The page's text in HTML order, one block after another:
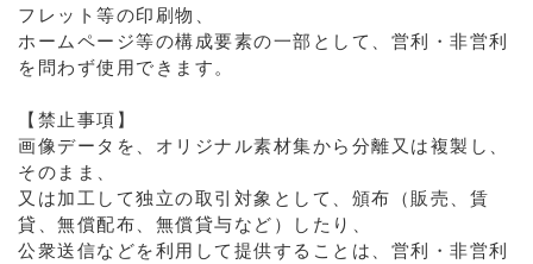
フレット等の印刷物、
ホームページ等の構成要素の一部として、営利・非営利
を問わず使用できます。
【禁止事項】
画像データを、オリジナル素材集から分離又は複製し、
そのまま、
又は加工して独立の取引対象として、頒布（販売、賃
貸、無償配布、無償貸与など）したり、
公衆送信などを利用して提供することは、営利・非営利